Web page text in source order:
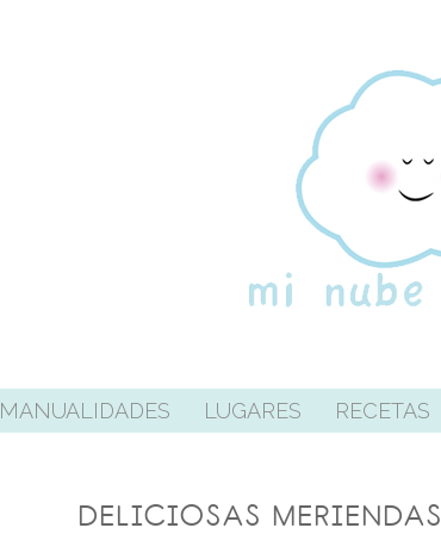
MANUALIDADES LUGARES RECETAS
DELICIOSAS MERIENDAS